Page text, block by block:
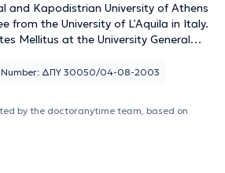
and Kapodistrian University of Athens
from the University of L’Aquila in Italy.
Mellitus at the University General
Clinic at Metropolitan Hospital
Teaching Hospital in England,
in arterial hypertension,
Number: ΔΠΥ 30050/04-08-2003
by the doctoranytime team, based on